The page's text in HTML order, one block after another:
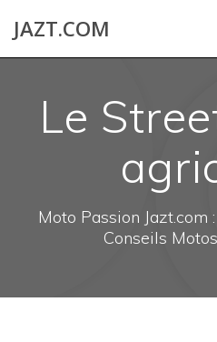
JAZT.COM
Le
Moto Passion Jazt.com
Conseils